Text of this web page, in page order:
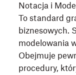
Notacja i
To standard
biznesowych.
modelowania
Obejmuje
procedury,